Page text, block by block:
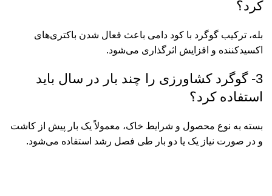
کرد؟
بله، ترکیب گوگرد با کود دامی باعث فعال شدن باکتری‌های
اکسیدکننده و افزایش اثرگذاری می‌شود.
3- گوگرد کشاورزی را چند بار در سال باید
استفاده کرد؟
بسته به نوع محصول و شرایط خاک، معمولاً یک بار پیش از کاشت
و در صورت نیاز یک یا دو بار طی فصل رشد استفاده می‌شود.